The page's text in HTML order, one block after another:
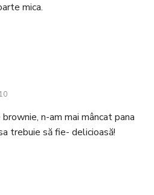
mica.
n-am mai mâncat pana
trebuie să fie- delicioasă!